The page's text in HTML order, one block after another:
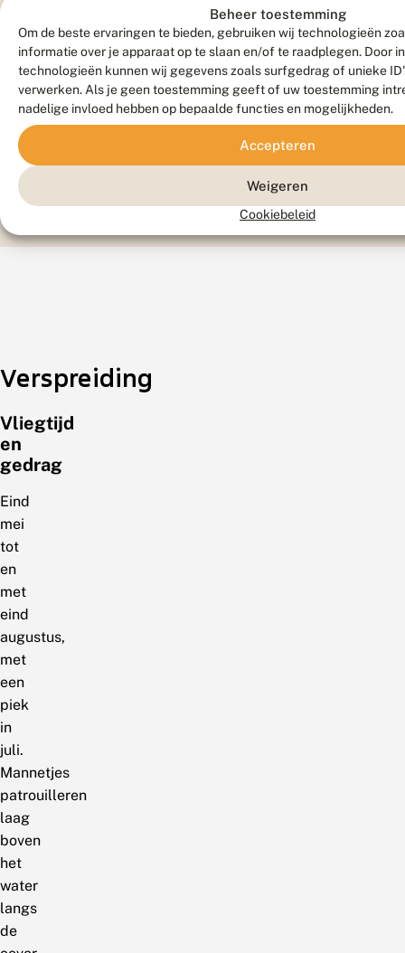
Beheer toestemming
Om de beste ervaringen te bieden, gebruiken wij technologieën
informatie over je apparaat op te slaan en/of te raadplegen. Door
technologieën kunnen wij gegevens zoals surfgedrag of unieke
verwerken. Als je geen toestemming geeft of uw toestemming
nadelige invloed hebben op bepaalde functies en mogelijkheden.
Accepteren
Weigeren
Cookiebeleid
Larve
Verspreiding
Vliegtijd
en
gedrag
Eind
mei
tot
en
met
eind
augustus,
met
een
piek
in
juli.
Mannetjes
patrouilleren
laag
boven
het
water
langs
de